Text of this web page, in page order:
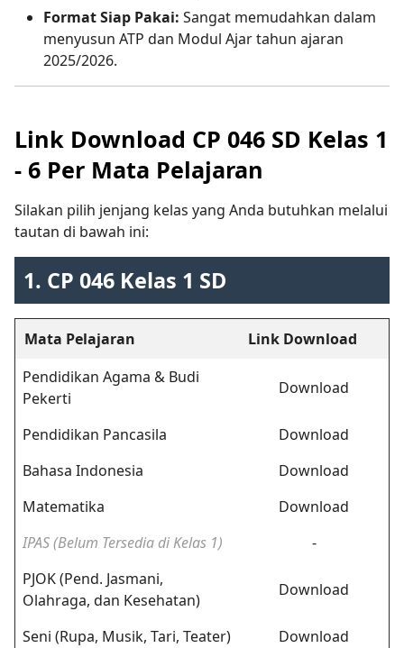
Format Siap Pakai: Sangat memudahkan dalam
menyusun ATP dan Modul Ajar tahun ajaran
2025/2026.
Link Download CP 046 SD Kelas 1
- 6 Per Mata Pelajaran
Silakan pilih jenjang kelas yang Anda butuhkan melalui
tautan di bawah ini:
1. CP 046 Kelas 1 SD
Mata Pelajaran
Link Download
Pendidikan Agama & Budi
Pekerti
Download
Pendidikan Pancasila
Download
Bahasa Indonesia
Download
Matematika
Download
IPAS (Belum Tersedia di Kelas 1)
-
PJOK (Pend. Jasmani,
Olahraga, dan Kesehatan)
Download
Seni (Rupa, Musik, Tari, Teater)
Download